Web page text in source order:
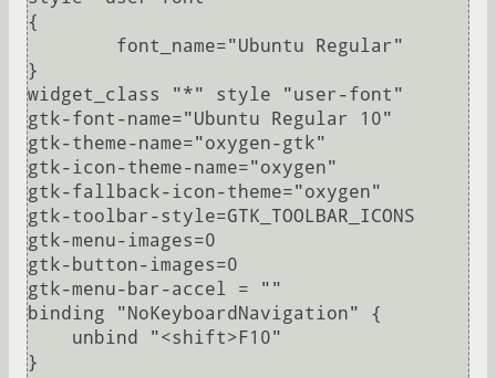
{
}
widget_class "*" style "user-font"
gtk-font-name="Ubuntu Regular 10"
gtk-theme-name="oxygen-gtk"
gtk-icon-theme-name="oxygen"
gtk-fallback-icon-theme="oxygen"
gtk-toolbar-style=GTK_TOOLBAR_ICONS
gtk-menu-images=0
gtk-button-images=0
gtk-menu-bar-accel = ""
binding "NoKeyboardNavigation" {
}